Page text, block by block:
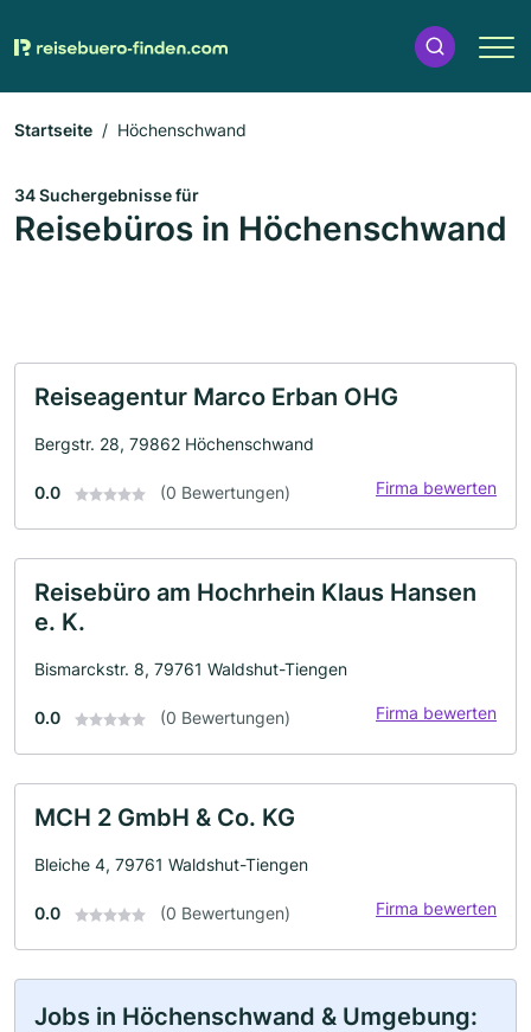
Startseite Höchenschwand
34 Suchergebnisse für
Reisebüros in Höchenschwand
Reiseagentur Marco Erban OHG
Bergstr. 28, 79862 Höchenschwand
0.0 (0 Bewertungen) Firma bewerten
Reisebüro am Hochrhein Klaus Hansen
e. K.
Bismarckstr. 8, 79761 Waldshut-Tiengen
0.0 (0 Bewertungen) Firma bewerten
MCH 2 GmbH & Co. KG
Bleiche 4, 79761 Waldshut-Tiengen
0.0 (0 Bewertungen) Firma bewerten
Jobs in Höchenschwand & Umgebung: